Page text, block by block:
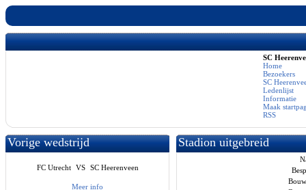
SC
Home
Bezoekers
SC
Ledenlijst
Informatie
Maak
RSS
Vorige wedstrijd
FC Utrecht VS SC Heerenveen
Meer info
Stadion uitgebreid